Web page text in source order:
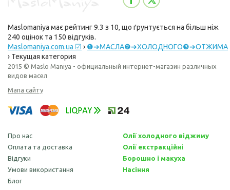
Maslomaniya має рейтинг9.3 з 10, що ґрунтується на більш ніж
240 оцінок та 150 відгуків.
Maslomaniya.com.ua ☑ › ❶➔МАСЛА❷➔ХОЛОДНОГО❸➔ОТЖИМА
› Текущая категория
2015 © Maslo Maniya - официальный интернет-магазин различных
видов масел
Мапа сайту
Про нас
Оплата та доставка
Відгуки
Умови використання
Блог
Олії холодного віджиму
Олії екстракційні
Борошно і макуха
Насіння